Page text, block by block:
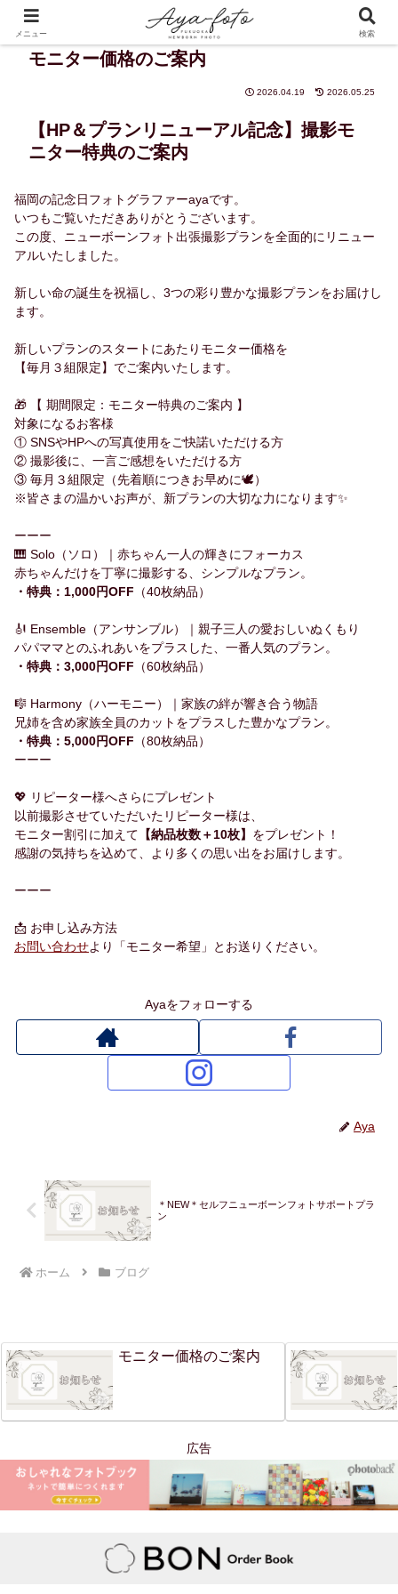
モニター価格のご案内
2026.04.19 2026.05.25
【HP＆プランリニューアル記念】撮影モ
ニター特典のご案内
福岡の記念日フォトグラファーayaです。
いつもご覧いただきありがとうございます。
この度、ニューボーンフォト出張撮影プランを全面的にリニュー
アルいたしました。
新しい命の誕生を祝福し、3つの彩り豊かな撮影プランをお届けし
ます。
新しいプランのスタートにあたりモニター価格を
【毎月３組限定】でご案内いたします。
🎁 【 期間限定：モニター特典のご案内 】
対象になるお客様
① SNSやHPへの写真使用をご快諾いただける方
② 撮影後に、一言ご感想をいただける方
③ 毎月３組限定（先着順につきお早めに🕊️）
※皆さまの温かいお声が、新プランの大切な力になります✨
ーーー
🎹 Solo（ソロ）｜赤ちゃん一人の輝きにフォーカス
赤ちゃんだけを丁寧に撮影する、シンプルなプラン。
・特典：1,000円OFF （40枚納品）
🎻 Ensemble（アンサンブル）｜親子三人の愛おしいぬくもり
パパママとのふれあいをプラスした、一番人気のプラン。
・特典：3,000円OFF （60枚納品）
🎼 Harmony（ハーモニー）｜家族の絆が響き合う物語
兄姉を含め家族全員のカットをプラスした豊かなプラン。
・特典：5,000円OFF （80枚納品）
ーーー
💖 リピーター様へさらにプレゼント
以前撮影させていただいたリピーター様は、
モニター割引に加えて 【納品枚数＋10枚】 をプレゼント！
感謝の気持ちを込めて、より多くの思い出をお届けします。
ーーー
📩 お申し込み方法
お問い合わせより「モニター希望」とお送りください。
Ayaをフォローする
Aya
＊NEW＊セルフニューボーンフォトサポートプラ
ン
ホーム ブログ
モニター価格のご案内
広告
メニュー 検索